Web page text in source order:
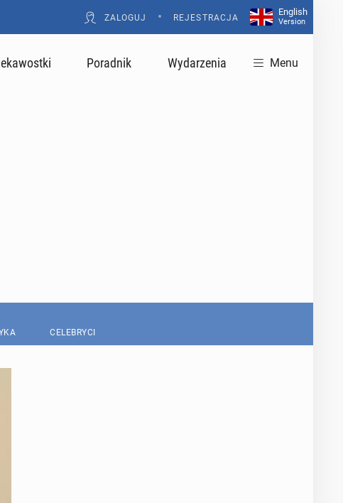
ZALOGUJ • REJESTRACJA
English
Version
Poradnik Wydarzenia Menu
CELEBRYCI